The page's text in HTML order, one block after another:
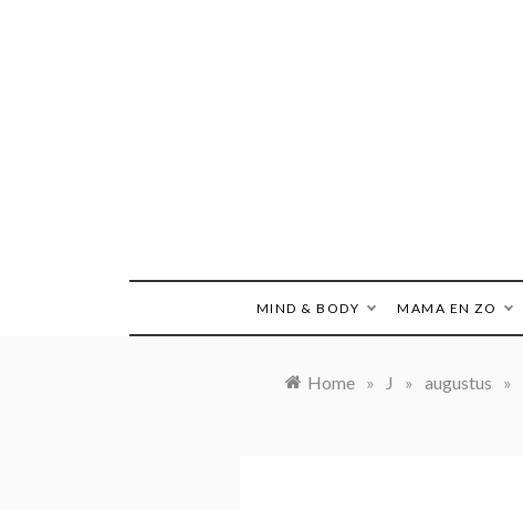
MIND & BODY MAMA EN ZO
Home » J » augustus »